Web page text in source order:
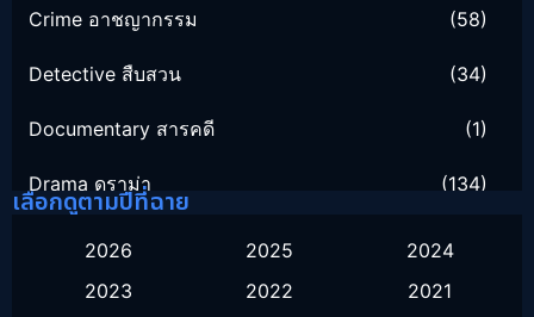
Crime อาชญากรรม (58)
Detective สืบสวน (34)
Documentary สารคดี (1)
Drama ดราม่า (134)
Family ครอบครัว
Fantasy จินตนาการ (52)
เลือกดูตามปีที่ฉาย
2026 2025
2024
2023
2022
2021